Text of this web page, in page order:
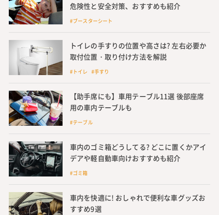
危険性と安全対策、おすすめも紹介
#ブースターシート
トイレの手すりの位置や高さは? 左右必要か
取付位置・取り付け方法を解説
#トイレ #手すり
【助手席にも】車用テーブル11選 後部座席
用の車内テーブルも
#テーブル
車内のゴミ箱どうしてる? どこに置くかアイ
デアや軽自動車向けおすすめも紹介
#ゴミ箱
車内を快適に! おしゃれで便利な車グッズお
すすめ9選